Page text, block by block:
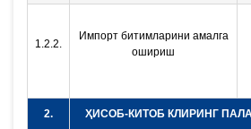
1.2.2.
Импорт битимларини амалга
ошириш
2. ҲИСОБ-КИТОБ КЛИРИНГ